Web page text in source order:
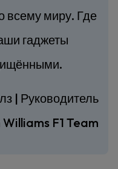
всему миру. Где
гаджеты
| Руководитель
F1 Team